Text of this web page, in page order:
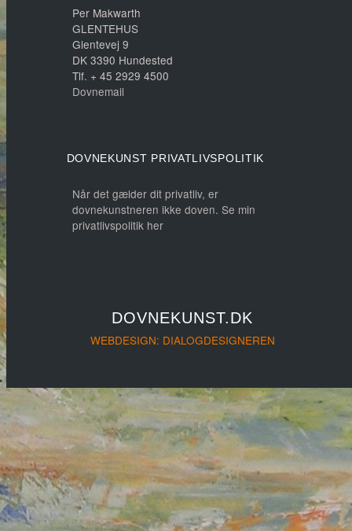
Per Makwarth
GLENTEHUS
Glentevej 9
DK 3390 Hundested
Tlf. + 45 2929 4500
Dovnemail
DOVNEKUNST PRIVATLIVSPOLITIK
Når det gælder dit privatliv, er
dovnekunstneren ikke doven. Se min
privatlivspolitik her
DOVNEKUNST.DK
WEBDESIGN: DIALOGDESIGNEREN